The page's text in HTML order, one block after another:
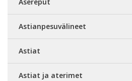
Astianpesuvälineet
Astiat
Astiat ja aterimet